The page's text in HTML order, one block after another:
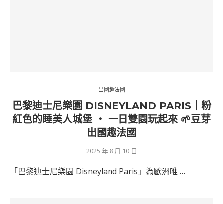
出國趣法國
巴黎迪士尼樂園 DISNEYLAND PARIS｜粉
紅色的睡美人城堡 ‧ 一日雙園玩起來 🌱豆芽
出國趣法國
2025 年 8 月 10 日
「巴黎迪士尼樂園 Disneyland Paris」為歐洲唯 …